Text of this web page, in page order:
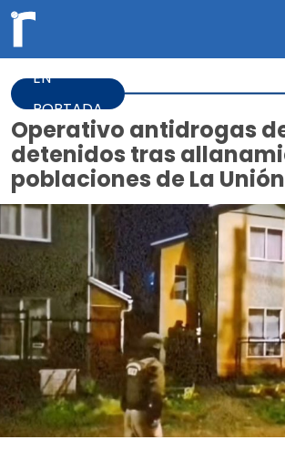
EN
PORTADA
Operativo antidrogas
detenidos tras
poblaciones de La Unión